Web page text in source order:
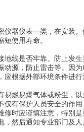
器仪表一类，在安装。
使用寿命。
是否牢靠。防止发生
，防止雷击等。因为
据外部环境条件进行
易爆气体或粉尘，以
保护人员安全的作用
应谨慎注意，特别是
然后通知专业部门及人